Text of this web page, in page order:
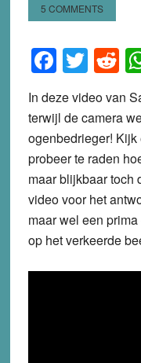
5 COMMENTS
In deze video van
terwijl de camera
ogenbedrieger! Kijk
probeer te raden
maar blijkbaar toch
video voor het
maar wel een
op het verkeerde